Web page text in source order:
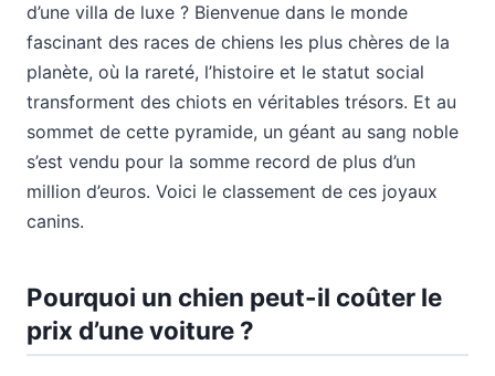
d’une villa de luxe ? Bienvenue dans le monde
fascinant des races de chiens les plus chères de la
planète, où la rareté, l’histoire et le statut social
transforment des chiots en véritables trésors. Et au
sommet de cette pyramide, un géant au sang noble
s’est vendu pour la somme record de plus d’un
million d’euros. Voici le classement de ces joyaux
canins.
Pourquoi un chien peut-il coûter le
prix d’une voiture ?